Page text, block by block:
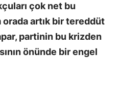
çok net bu
artık bir tereddüt
partinin bu krizden
önünde bir engel